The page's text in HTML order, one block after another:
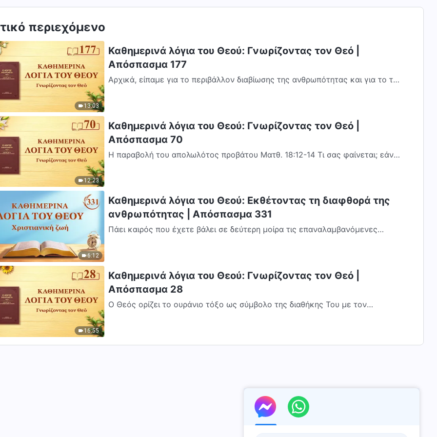
περιεχόμενο
13:03
Καθημερινά λόγια του Θεού: Γνωρίζοντας τον Θεό |
Απόσπασμα 177
Αρχικά, είπαμε για το περιβάλλον διαβίωσης της ανθρωπότητας και για το τι
12:23
Καθημερινά λόγια του Θεού: Γνωρίζοντας τον Θεό |
Απόσπασμα 70
Η παραβολή του απολωλότος προβάτου Ματθ. 18:12-14 Τι σας φαίνεται; εάν
6:12
Καθημερινά λόγια του Θεού: Εκθέτοντας τη διαφθορά της
ανθρωπότητας | Απόσπασμα 331
Πάει καιρός που έχετε βάλει σε δεύτερη μοίρα τις επαναλαμβανόμενες
16:55
Καθημερινά λόγια του Θεού: Γνωρίζοντας τον Θεό |
Απόσπασμα 28
Ο Θεός ορίζει το ουράνιο τόξο ως σύμβολο της διαθήκης Του με τον